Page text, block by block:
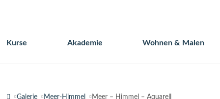
Navigation
Kurse Akademie Wohnen & Malen
Galerie Meer-Himmel Meer – Himmel – Aquarell